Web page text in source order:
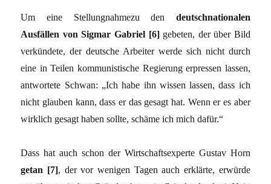
Um eine Stellungnahmezu den deutschnationalen
Ausfällen von Sigmar Gabriel [6]gebeten, der über Bild
verkündete, der deutsche Arbeiter werde sich nicht durch
eine in Teilen kommunistische Regierung erpressen lassen,
antwortete Schwan: „Ich habe ihn wissen lassen, dass ich
nicht glauben kann, dass er das gesagt hat. Wenn er es aber
wirklich gesagt haben sollte, schäme ich mich dafür.“
Dass hat auch schon der Wirtschaftsexperte Gustav Horn
getan [7], der vor wenigen Tagen auch erklärte, erwürde